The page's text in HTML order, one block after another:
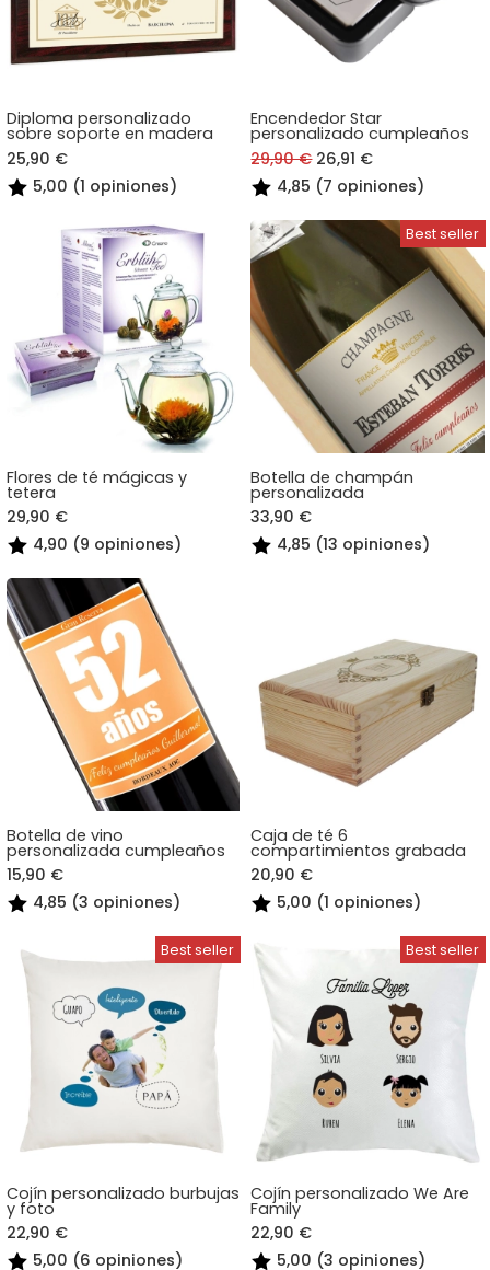
Diploma personalizado
sobre soporte en madera
25,90 €
5,00 (1 opiniones)
Encendedor Star
personalizado cumpleaños
29,90 €26,91 €
4,85 (7 opiniones)
Flores de té mágicas y
tetera
29,90 €
4,90 (9 opiniones)
Botella de champán
personalizada
33,90 €
4,85 (13 opiniones)
Botella de vino
personalizada cumpleaños
15,90 €
4,85 (3 opiniones)
Caja de té 6
compartimientos grabada
20,90 €
5,00 (1 opiniones)
Cojín personalizado burbujas
y foto
22,90 €
5,00 (6 opiniones)
Cojín personalizado We Are
Family
22,90 €
5,00 (3 opiniones)